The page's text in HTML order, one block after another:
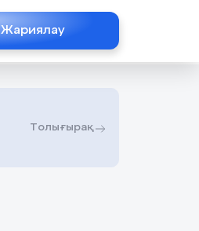
Жариялау
Толығырақ